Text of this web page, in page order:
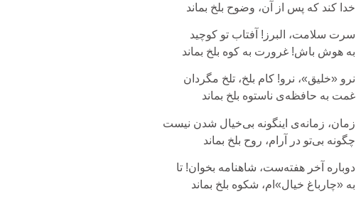
خدا کند که پس از آن، وضوح بلخ بماند
سرت سلامت، البرز! آفتاب تو کوچید
به هوش باش! غرورت به کوه بلخ بماند
نرو «خلیق»، نرو! کام بلخ، تلخ مگردان
غمت به حافظه‌ی ناستوه بلخ بماند
زمان، زمانه‌ی اینگونه بی‌خیال شدن نیست
چگونه بی‌تو در آرام، روح بلخ بماند
دوباره آخر هفته‌ست، شاهنامه بخوان! تا
به «چارباغ خیال»ام، شکوه بلخ بماند